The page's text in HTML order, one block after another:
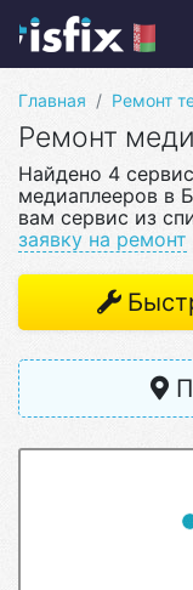
Главная Ремонт
Ремонт
Найдено 4
медиаплееров в
вам сервис из
заявку на ремонт